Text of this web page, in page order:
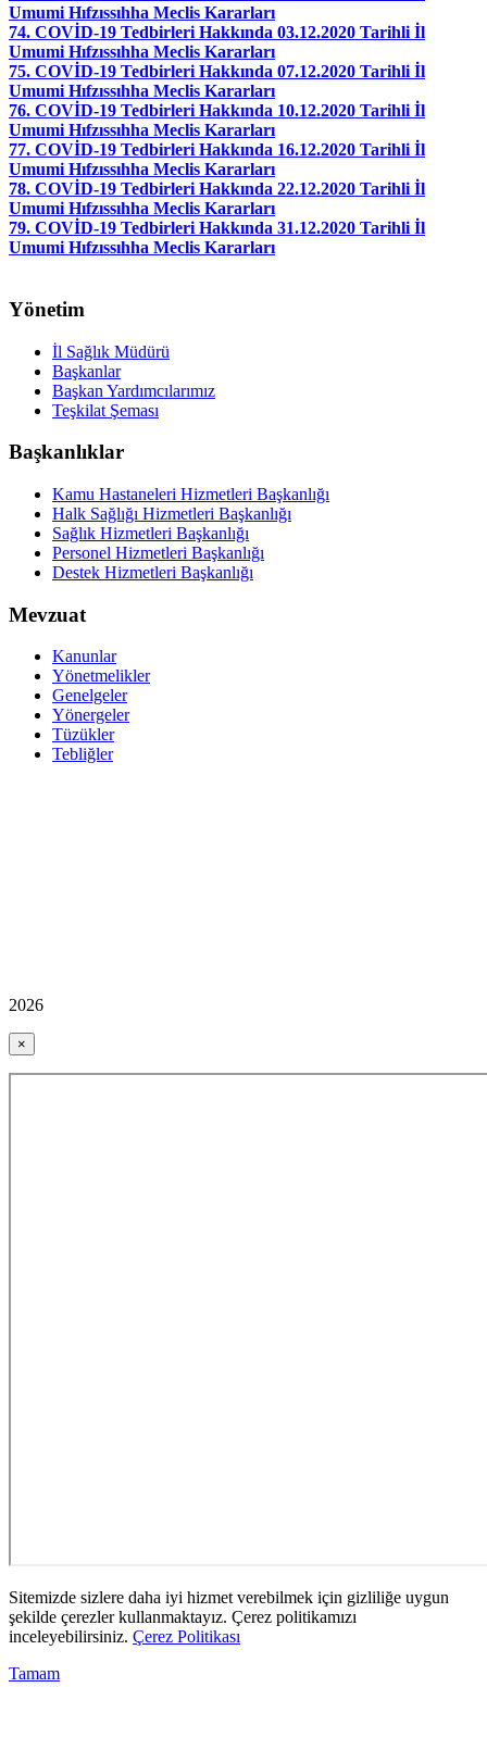
Umumi Hıfzıssıhha Meclis Kararları
74. COVİD-19 Tedbirleri Hakkında 03.12.2020 Tarihli İl
Umumi Hıfzıssıhha Meclis Kararları
75. COVİD-19 Tedbirleri Hakkında 07.12.2020 Tarihli İl
Umumi Hıfzıssıhha Meclis Kararları
76. COVİD-19 Tedbirleri Hakkında 10.12.2020 Tarihli İl
Umumi Hıfzıssıhha Meclis Kararları
77. COVİD-19 Tedbirleri Hakkında 16.12.2020 Tarihli İl
Umumi Hıfzıssıhha Meclis Kararları
78. COVİD-19 Tedbirleri Hakkında 22.12.2020 Tarihli İl
Umumi Hıfzıssıhha Meclis Kararları
79. COVİD-19 Tedbirleri Hakkında 31.12.2020 Tarihli İl
Umumi Hıfzıssıhha Meclis Kararları
Yönetim
İl Sağlık Müdürü
Başkanlar
Başkan Yardımcılarımız
Teşkilat Şeması
Başkanlıklar
Kamu Hastaneleri Hizmetleri Başkanlığı
Halk Sağlığı Hizmetleri Başkanlığı
Sağlık Hizmetleri Başkanlığı
Personel Hizmetleri Başkanlığı
Destek Hizmetleri Başkanlığı
Mevzuat
Kanunlar
Yönetmelikler
Genelgeler
Yönergeler
Tüzükler
Tebliğler
2026
×
Sitemizde sizlere daha iyi hizmet verebilmek için gizliliğe uygun
şekilde çerezler kullanmaktayız. Çerez politikamızı
inceleyebilirsiniz. Çerez Politikası
Tamam